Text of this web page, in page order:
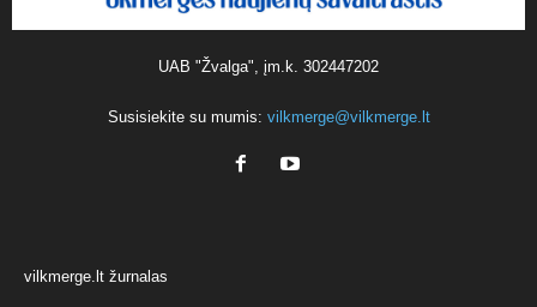
UAB "Žvalga", įm.k. 302447202
Susisiekite su mumis: vilkmerge@vilkmerge.lt
vilkmerge.lt žurnalas